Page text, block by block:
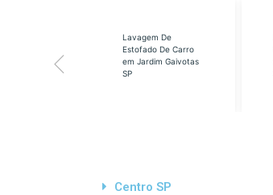
Lavagem De
Estofado De Carro
em Jardim Gaivotas
SP
Centro SP